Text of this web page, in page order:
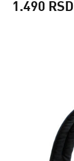
1.490 RSD